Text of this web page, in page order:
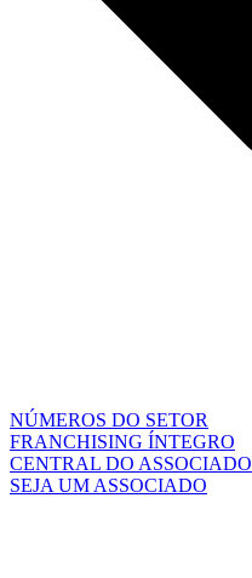
NÚMEROS DO SETOR
FRANCHISING ÍNTEGRO
CENTRAL DO ASSOCIADO
SEJA UM ASSOCIADO